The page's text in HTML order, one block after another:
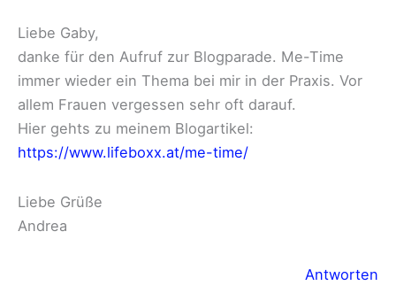
Liebe Gaby,
danke für den Aufruf zur Blogparade. Me-Time
immer wieder ein Thema bei mir in der Praxis. Vor
allem Frauen vergessen sehr oft darauf.
Hier gehts zu meinem Blogartikel:
https://www.lifeboxx.at/me-time/
Liebe Grüße
Andrea
Antworten